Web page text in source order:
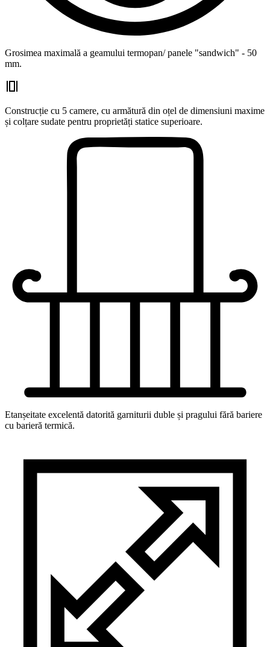
Grosimea maximală a geamului termopan/ panele "sandwich" - 50
mm.
Construcție cu 5 camere, cu armătură din oțel de dimensiuni maxime
și colțare sudate pentru proprietăți statice superioare.
Etanșeitate excelentă datorită garniturii duble și pragului fără bariere
cu barieră termică.